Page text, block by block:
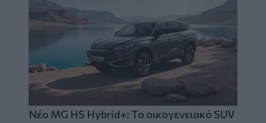
Νέο MG HS Hybrid+: Το οικογενειακό SUV